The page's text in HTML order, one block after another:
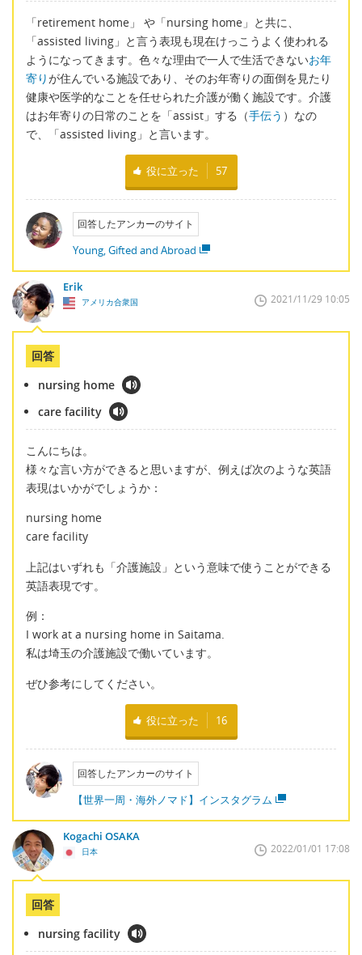
「retirement home」 や「nursing home」と共に、
「assisted living」と言う表現も現在けっこうよく使われる
ようになってきます。色々な理由で一人で生活できないお年
寄りが住んでいる施設であり、そのお年寄りの面倒を見たり
健康や医学的なことを任せられた介護が働く施設です。介護
はお年寄りの日常のことを「assist」する（手伝う ）なの
で、「assisted living」と言います。
役に立った 57
回答したアンカーのサイト
Young, Gifted and Abroad
Erik
アメリカ合衆国 2021/11/29 10:05
回答
nursing home
care facility
こんにちは。
様々な言い方ができると思いますが、例えば次のような英語
表現はいかがでしょうか：
nursing home
care facility
上記はいずれも「介護施設」という意味で使うことができる
英語表現です。
例：
I work at a nursing home in Saitama.
私は埼玉の介護施設で働いています。
ぜひ参考にしてください。
役に立った 16
回答したアンカーのサイト
【世界一周・海外ノマド】インスタグラム
Kogachi OSAKA
日本 2022/01/01 17:08
回答
nursing facility